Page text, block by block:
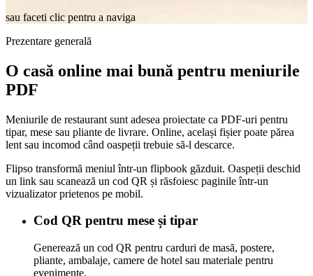
sau faceti clic pentru a naviga
Prezentare generală
O casă online mai bună pentru meniurile
PDF
Meniurile de restaurant sunt adesea proiectate ca PDF-uri pentru
tipar, mese sau pliante de livrare. Online, același fișier poate părea
lent sau incomod când oaspeții trebuie să-l descarce.
Flipso transformă meniul într-un flipbook găzduit. Oaspeții deschid
un link sau scanează un cod QR și răsfoiesc paginile într-un
vizualizator prietenos pe mobil.
Cod QR pentru mese și tipar
Generează un cod QR pentru carduri de masă, postere,
pliante, ambalaje, camere de hotel sau materiale pentru
evenimente.